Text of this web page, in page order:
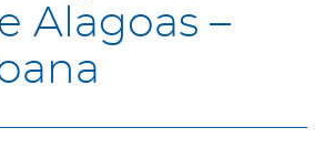
Alagoas –